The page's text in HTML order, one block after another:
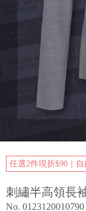
任選2件現折$90｜
刺繡半高領長
No. 0123120010790